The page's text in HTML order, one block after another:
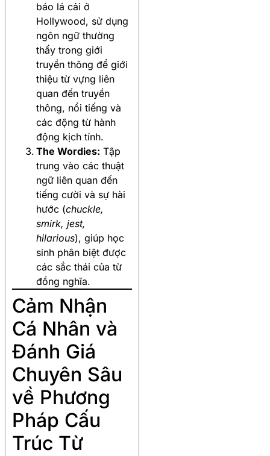
báo lá cải ở
Hollywood, sử dụng
ngôn ngữ thường
thấy trong giới
truyền thông để giới
thiệu từ vựng liên
quan đến truyền
thông, nổi tiếng và
các động từ hành
động kịch tính.
The Wordies: Tập
trung vào các thuật
ngữ liên quan đến
tiếng cười và sự hài
hước (chuckle,
smirk, jest,
hilarious), giúp học
sinh phân biệt được
các sắc thái của từ
đồng nghĩa.
Cảm Nhận
Cá Nhân và
Đánh Giá
Chuyên Sâu
về Phương
Pháp Cấu
Trúc Từ